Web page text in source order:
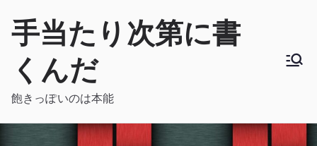
手当たり次第に書
くんだ
飽きっぽいのは本能